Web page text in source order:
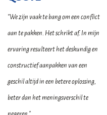
"We zijn vaak te bang om een conflict
aan te pakken. Het schrikt af. In mijn
ervaring resulteert het deskundig en
constructief aanpakken van een
geschil altijd in een betere oplossing,
beter dan het meningsverschil te